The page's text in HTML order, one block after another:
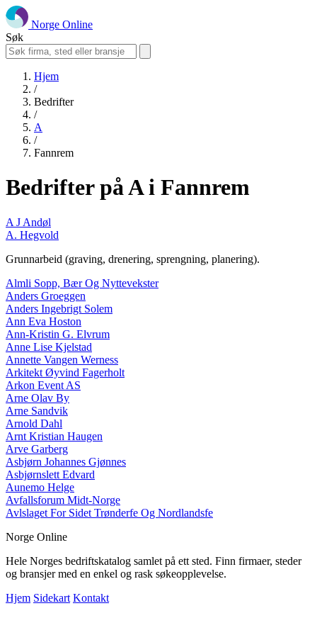
Norge Online
Søk
Hjem
/
Bedrifter
/
A
/
Fannrem
Bedrifter på A i Fannrem
A J Andøl
A. Hegvold
Grunnarbeid (graving, drenering, sprengning, planering).
Almli Sopp, Bær Og Nyttevekster
Anders Groeggen
Anders Ingebrigt Solem
Ann Eva Hoston
Ann-Kristin G. Elvrum
Anne Lise Kjelstad
Annette Vangen Werness
Arkitekt Øyvind Fagerholt
Arkon Event AS
Arne Olav By
Arne Sandvik
Arnold Dahl
Arnt Kristian Haugen
Arve Garberg
Asbjørn Johannes Gjønnes
Asbjørnslett Edvard
Aunemo Helge
Avfallsforum Midt-Norge
Avlslaget For Sidet Trønderfe Og Nordlandsfe
Norge Online
Hele Norges bedriftskatalog samlet på ett sted. Finn firmaer, steder
og bransjer med en enkel og rask søkeopplevelse.
Hjem Sidekart Kontakt